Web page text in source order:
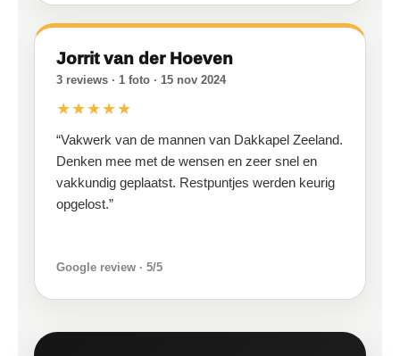
Jorrit van der Hoeven
3 reviews · 1 foto · 15 nov 2024
★★★★★
“Vakwerk van de mannen van Dakkapel Zeeland.
Denken mee met de wensen en zeer snel en
vakkundig geplaatst. Restpuntjes werden keurig
opgelost.”
Google review · 5/5